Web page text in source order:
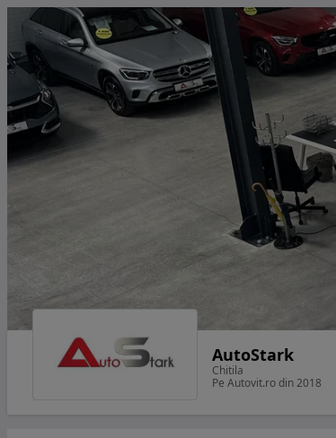
AutoStark
Chitila
Pe Autovit.ro din 2018